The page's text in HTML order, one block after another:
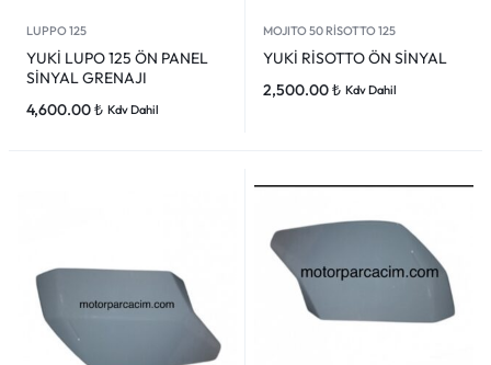
LUPPO 125
YUKİ LUPO 125 ÖN PANEL
SİNYAL GRENAJI
4,600.00₺ Kdv Dahil
MOJITO 50 RİSOTTO 125
YUKİ RİSOTTO ÖN SİNYAL
2,500.00₺ Kdv Dahil